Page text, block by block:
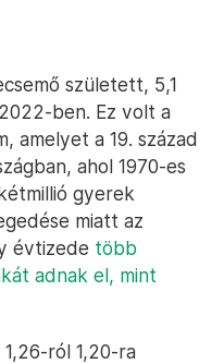
született, 5,1
ben. Ez volt a
amelyet a 19. század
ahol 1970-es
gyerek
miatt az
évtizede több
adnak el, mint
ról 1,20-ra